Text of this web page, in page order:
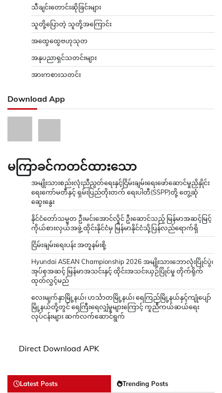
သီချင်းတောင်းဆိုခြင်းများ
သူတို့ပြောတဲ့ သူတို့အကြောင်း
အထွေထွေဗဟုသုတ
အနုပညာရှင်သတင်းများ
အားကစားသတင်း
Download App
မကြာခင်ကတင်ထားသော
အမျိုးသားစည်းလုံးညီညွတ်ရေးနှင့်ငြိမ်းချမ်းရေးဖော်ဆောင်မှုညှိနှိုင်း
ရေးကော်မတီနှင့် ရှမ်းပြည်တိုးတက် ရေးပါတီ(SSPP)တို့ တွေ့ဆုံ
ဆွေးနွေး
နိုင်ငံတော်သမ္မတ ဦးမင်းအောင်လှိုင် ဦးဆောင်သည့် မြန်မာအဆင့်မြင့်
ကိုယ်စားလှယ်အဖွဲ့ ထိုင်းနိုင်ငံမှ မြန်မာနိုင်ငံသို့ပြန်လည်ရောက်ရှိ
ငြိမ်းချမ်းရေးပန်း အတူနမ်းစို့
Hyundai ASEAN Championship 2026 အမျိုးသားဘောလုံးပြိုင်ပွဲ၊
အုပ်စုအဆင့် မြန်မာအသင်းနှင့် ထိုင်းအသင်းယှဉ်ပြိုင်မှု တိုက်ရိုက်
ထုတ်လွှင့်မည်
လေးမျက်နှာမြို့နယ်၊ ဟင်္သာတမြို့နယ်၊ ရေကြည်မြို့နယ်နှင့်ကျုံပျော်
မြို့နယ်တို့တွင် ရေကြီးရေလျှံမှုများကြောင့် ကူညီကယ်ဆယ်ရေး
လုပ်ငန်းများ ဆက်လက်ဆောင်ရွက်
Direct Download APK
Latest Posts Trending Posts